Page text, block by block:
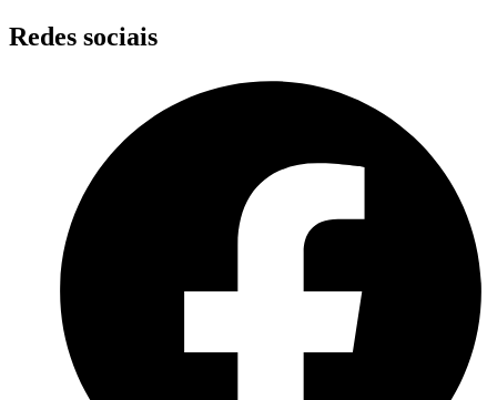
Skip
to
Redes sociais